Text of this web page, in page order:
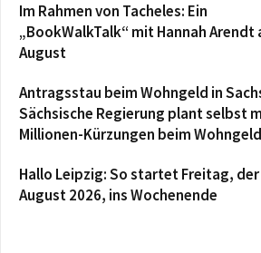
Im Rahmen von Tacheles: Ein
„BookWalkTalk“ mit Hannah Arendt
August
Antragsstau beim Wohngeld in
Sächsische Regierung plant selbst
Millionen-Kürzungen beim Wohngeld
Hallo Leipzig: So startet Freitag, der
August 2026, ins Wochenende